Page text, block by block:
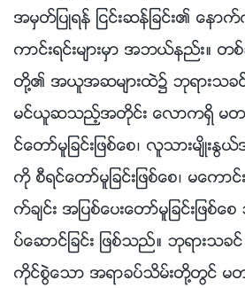
အမွတ္ျပဳရန္ ျငင္းဆန္ျခင္း၏ ေန
ကာင္းရင္းမ်ားမွာ အဘယ္နည္း။ တ
တို႔၏ အယူအဆမ်ားထဲ၌ ဘုရားသခ
မင္ယူဆသည့္အတိုင္း ေလာကရွိ မတရာ
င္ေတာ္မူျခင္းျဖစ္ေစ၊ လူသားမ်ိဳးႏ
ကို စီရင္ေတာ္မူျခင္းျဖစ္ေစ၊ မေကာ
က္ခ်င္း အျပစ္ေပးေတာ္မူျခင္းျဖစ္
ပ္ေဆာင္ျခင္း ျဖစ္သည္။ ဘုရားသ
ကိုင္စြဲေသာ အရာခပ္သိမ္းတို႔တြင္ မတ